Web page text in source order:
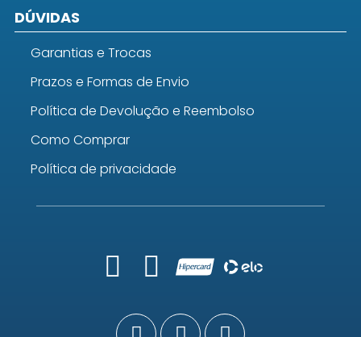
DÚVIDAS
Garantias e Trocas
Prazos e Formas de Envio
Política de Devolução e Reembolso
Como Comprar
Política de privacidade